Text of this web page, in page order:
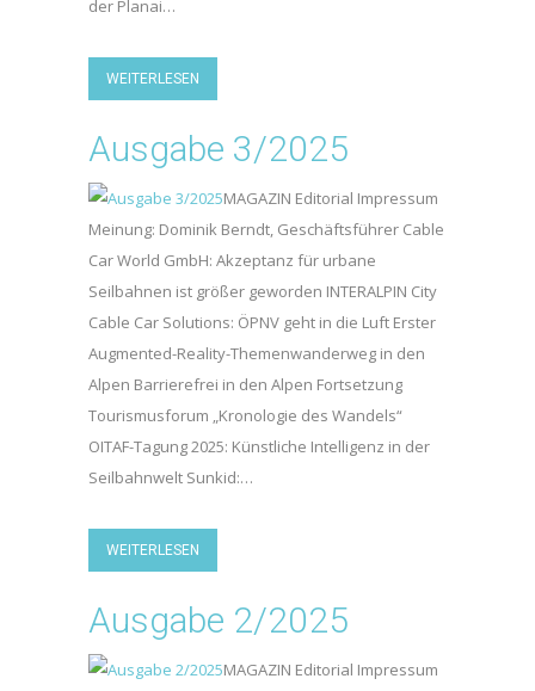
der Planai…
WEITERLESEN
Ausgabe 3/2025
MAGAZIN Editorial Impressum
Meinung: Dominik Berndt, Geschäftsführer Cable
Car World GmbH: Akzeptanz für urbane
Seilbahnen ist größer geworden INTERALPIN City
Cable Car Solutions: ÖPNV geht in die Luft Erster
Augmented-Reality-Themenwanderweg in den
Alpen Barrierefrei in den Alpen Fortsetzung
Tourismusforum „Kronologie des Wandels“
OITAF-Tagung 2025: Künstliche Intelligenz in der
Seilbahnwelt Sunkid:…
WEITERLESEN
Ausgabe 2/2025
MAGAZIN Editorial Impressum